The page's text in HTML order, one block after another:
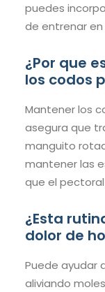
puedes
de entrenar en
¿Por que
los codos
Mantener los
asegura que
manguito
mantener las
que el
¿Esta
dolor de
Puede ayudar
aliviando